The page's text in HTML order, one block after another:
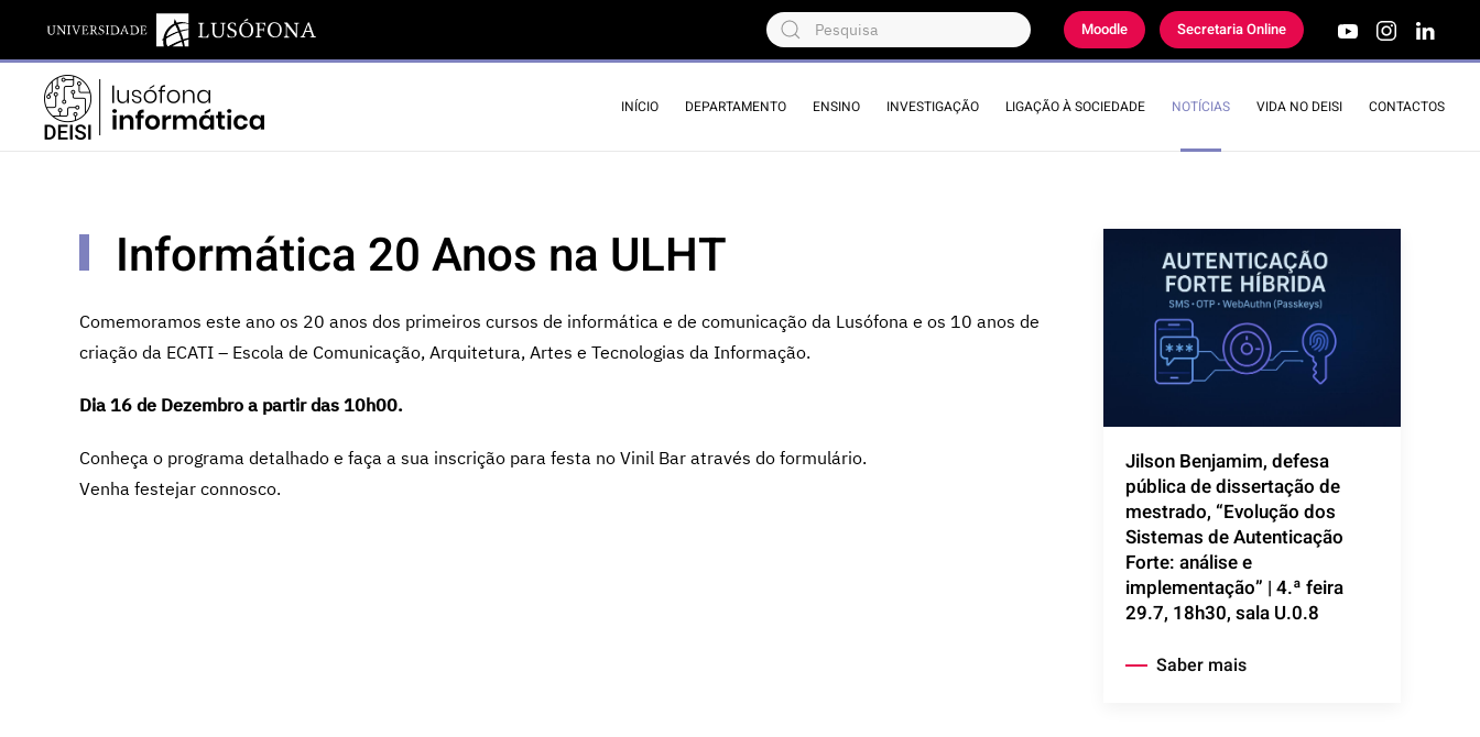
Moodle Secretaria Online
INÍCIO DEPARTAMENTO ENSINO INVESTIGAÇÃO LIGAÇÃO À SOCIEDADE NOTÍCIAS VIDA NO DEISI CONTACTOS
Informática 20 Anos na ULHT
Comemoramos este ano os 20 anos dos primeiros cursos de informática e de comunicação da Lusófona e os 10 anos de
criação da ECATI – Escola de Comunicação, Arquitetura, Artes e Tecnologias da Informação.
Dia 16 de Dezembro a partir das 10h00.
Conheça o programa detalhado e faça a sua inscrição para festa no Vinil Bar através do formulário.
Venha festejar connosco.
Jilson Benjamim, defesa
pública de dissertação de
mestrado, “Evolução dos
Sistemas de Autenticação
Forte: análise e
implementação” | 4.ª feira
29.7, 18h30, sala U.0.8
Saber mais